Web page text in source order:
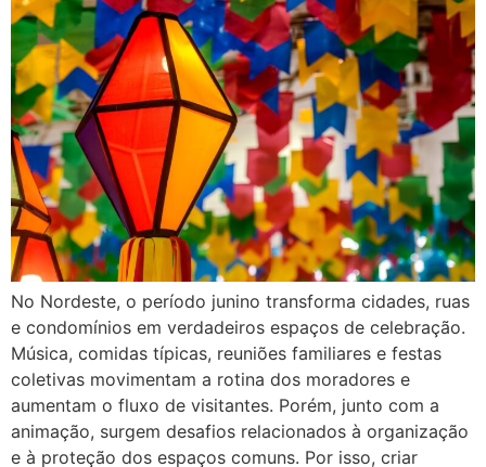
No Nordeste, o período junino transforma cidades, ruas
e condomínios em verdadeiros espaços de celebração.
Música, comidas típicas, reuniões familiares e festas
coletivas movimentam a rotina dos moradores e
aumentam o fluxo de visitantes. Porém, junto com a
animação, surgem desafios relacionados à organização
e à proteção dos espaços comuns. Por isso, criar